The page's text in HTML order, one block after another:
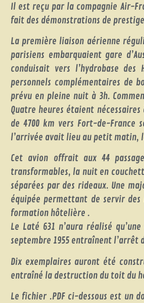
Il est reçu par la compagnie Air-
fait des démonstrations de
La première liaison aérienne
parisiens embarquaient gare
conduisait vers l’hydrobase
personnels complémentaires de
prévu en pleine nuit à 3h.
Quatre heures étaient
de 4700 km vers Fort-de-France
l’arrivée avait lieu au petit matin,
Cet avion offrait aux 44
transformables, la nuit en
séparées par des rideaux. Une
équipée permettant de servir
formation hôtelière .
Le Laté 631 n’aura réalisé
septembre 1955 entraînent l’arrêt
Dix exemplaires auront été
entraîné la destruction du toit du
Le fichier .PDF ci-dessous est un